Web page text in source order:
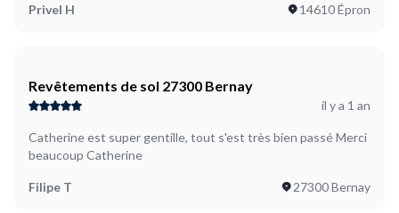
Privel H 14610 Épron
Revêtements de sol 27300 Bernay
il y a 1 an
Catherine est super gentille, tout s'est très bien passé Merci
beaucoup Catherine
Filipe T 27300 Bernay